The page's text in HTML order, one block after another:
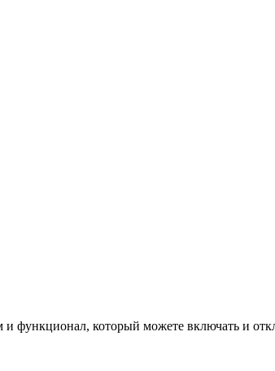
функционал, который можете включать и